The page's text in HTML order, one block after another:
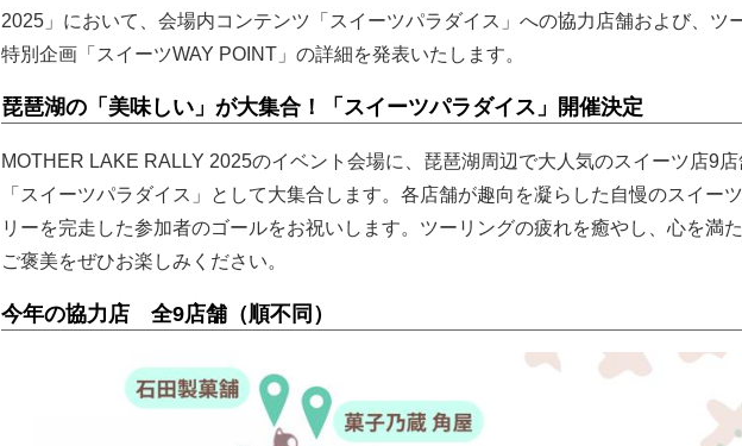
2025」において、会場内コンテンツ「スイーツパラダイス」への協力店舗および、ツ
特別企画「スイーツWAY POINT」の詳細を発表いたします。
琵琶湖の「美味しい」が大集合！「スイーツパラダイス」開催決定
MOTHER LAKE RALLY 2025のイベント会場に、琵琶湖周辺で大人気のスイーツ店9
「スイーツパラダイス」として大集合します。各店舗が趣向を凝らした自慢のスイー
リーを完走した参加者のゴールをお祝いします。ツーリングの疲れを癒やし、心を満
ご褒美をぜひお楽しみください。
今年の協力店 全9店舗（順不同）